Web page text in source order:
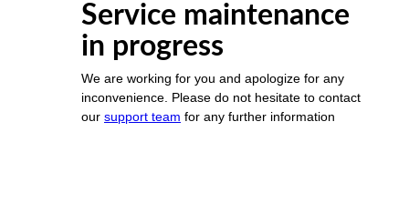
Service maintenance
in progress
We are working for you and apologize for any
inconvenience. Please do not hesitate to contact
our support team for any further information